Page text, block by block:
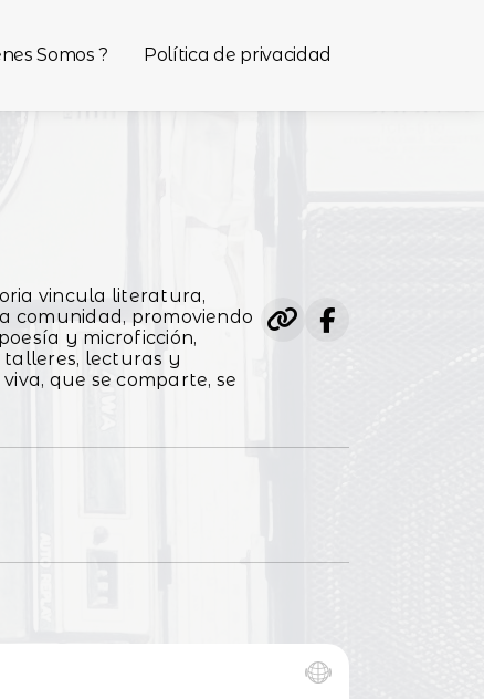
Somos ? Política de privacidad
vincula literatura,
comunidad, promoviendo
y microficción,
talleres, lecturas y
que se comparte, se